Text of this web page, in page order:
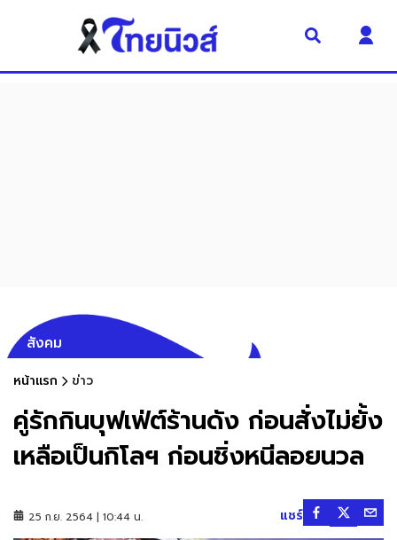
สังคม
หน้าแรก ข่าว
คู่รักกินบุฟเฟ่ต์ร้านดัง ก่อนสั่งไม่ยั้ง
เหลือเป็นกิโลฯ ก่อนชิ่งหนีลอยนวล
25 ก.ย. 2564 | 10:44 น. แชร์